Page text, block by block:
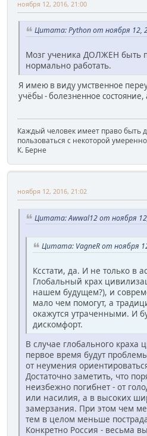
ноября 12, 2016, 21:00
Цитата: Python от ноября 12,
Мозг ученика ДОЛЖЕН быть
нормально работать.
Я имею в виду умственное
учёбы - болезненное состояние,
Каждый человек имеет право быть
пользоваться с некоторой
К. Берне
ноября 12, 2016, 21:02
Цитата: Awwal12 от ноября
Цитата: VagneR от ноября
Ксстати, да. И не только в
Глобальный крах
нашем будущем?), и
мало чем помогут, а
окажутся утраченными. И
дискомфорт.
В случае глобального
первое время будут
от неумения
Достаточно заметить, что
неизбежно погибнет - от
или насилия, а в высоких
замерзания. При этом чем
тем в целом меньше
Конкретно Россия - весьма